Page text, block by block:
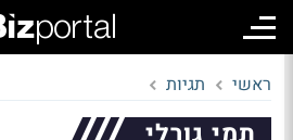
ראשי תגיות